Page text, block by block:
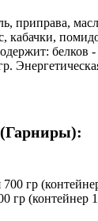
приправа,
кабачки,
белков
(Гарниры):
гр (контейнер